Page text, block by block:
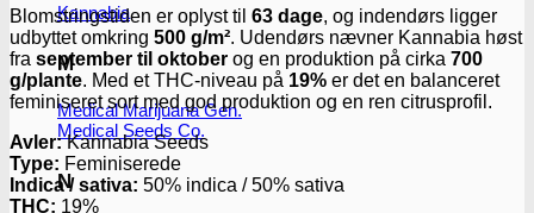
Kannabia
M
Medical Marijuana Gen.
Medical Seeds Co.
N
Blomstringstiden er oplyst til 63 dage, og indendørs ligger
udbyttet omkring 500 g/m². Udendørs nævner Kannabia høst
fra september til oktober og en produktion på cirka 700
g/plante. Med et THC-niveau på 19% er det en balanceret
feminiseret sort med god produktion og en ren citrusprofil.
Avler:Kannabia Seeds
Type: Feminiserede
Indica / sativa: 50% indica / 50% sativa
THC: 19%